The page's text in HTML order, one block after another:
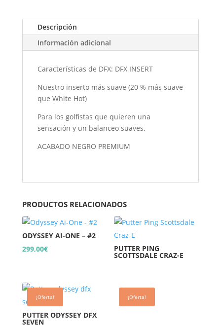
Descripción
Información adicional
Características de DFX: DFX INSERT
Nuestro inserto más suave (20 % más suave
que White Hot)
Para los golfistas que quieren una
sensación y un balanceo suaves.
ACABADO NEGRO PREMIUM
PRODUCTOS RELACIONADOS
ODYSSEY AI-ONE – #2
299,00€ PUTTER PING
SCOTTSDALE CRAZ-E
¡Oferta!
PUTTER ODYSSEY DFX
SEVEN
¡Oferta!